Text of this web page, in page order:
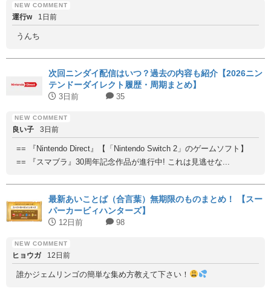
運行w 1日前
うんち
次回ニンダイ配信はいつ？過去の内容も紹介【2026ニン
テンドーダイレクト履歴・周期まとめ】
3日前 35
良い子 3日前
== 『Nintendo Direct』【「Nintendo Switch 2」のゲームソフト】
== 『スマブラ』30周年記念作品が進行中! これは見逃せな...
最新あいことば（合言葉）無期限のものまとめ！ 【スー
パーカービィハンターズ】
12日前 98
ヒョウガ 12日前
誰かジェムリンゴの簡単な集め方教えて下さい！